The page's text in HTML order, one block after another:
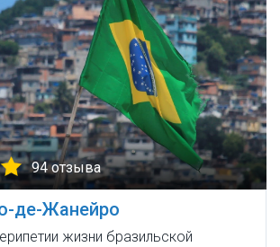
94 отзыва
де-Жанейро
жизни бразильской